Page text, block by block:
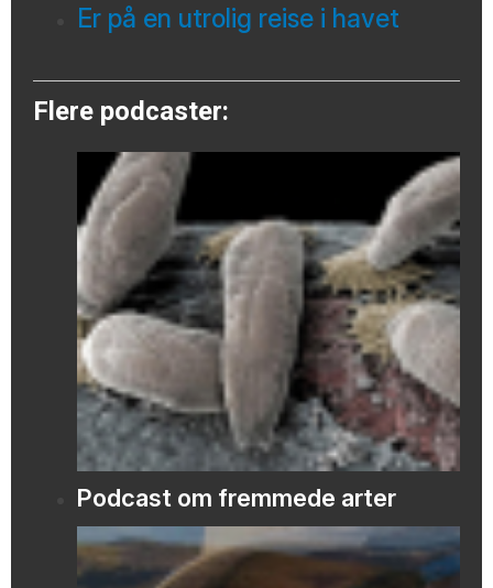
Er på en utrolig reise i havet
Flere podcaster:
Podcast om fremmede arter